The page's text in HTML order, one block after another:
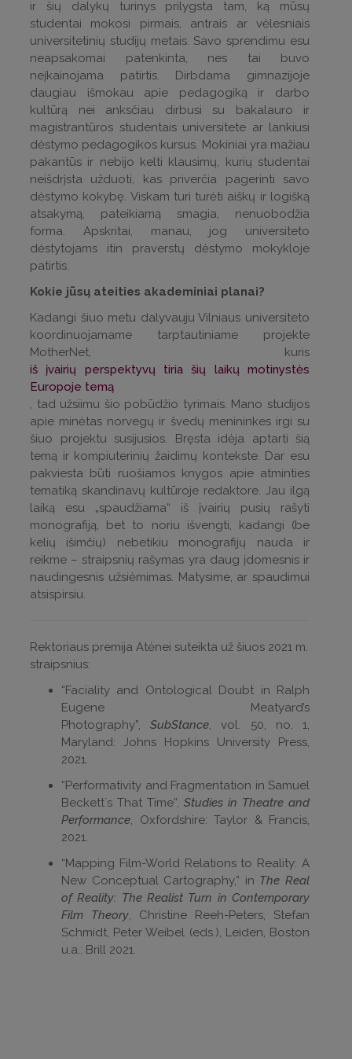
ir šių dalykų turinys prilygsta tam, ką mūsų
studentai mokosi pirmais, antrais ar vėlesniais
universitetinių studijų metais. Savo sprendimu esu
neapsakomai patenkinta, nes tai buvo
neįkainojama patirtis. Dirbdama gimnazijoje
daugiau išmokau apie pedagogiką ir darbo
kultūrą nei anksčiau dirbusi su bakalauro ir
magistrantūros studentais universitete ar lankiusi
dėstymo pedagogikos kursus. Mokiniai yra mažiau
pakantūs ir nebijo kelti klausimų, kurių studentai
neišdrįsta užduoti, kas priverčia pagerinti savo
dėstymo kokybę. Viskam turi turėti aiškų ir logišką
atsakymą, pateikiamą smagia, nenuobodžia
forma. Apskritai, manau, jog universiteto
dėstytojams itin praverstų dėstymo mokykloje
patirtis.
Kokie jūsų ateities akademiniai planai?
Kadangi šiuo metu dalyvauju Vilniaus universiteto
koordinuojamame tarptautiniame projekte
MotherNet, kuris
iš įvairių perspektyvų tiria šių laikų motinystės
Europoje temą
, tad užsiimu šio pobūdžio tyrimais. Mano studijos
apie minėtas norvegų ir švedų menininkes irgi su
šiuo projektu susijusios. Bręsta idėja aptarti šią
temą ir kompiuterinių žaidimų kontekste. Dar esu
pakviesta būti ruošiamos knygos apie atminties
tematiką skandinavų kultūroje redaktore. Jau ilgą
laiką esu „spaudžiama“ iš įvairių pusių rašyti
monografiją, bet to noriu išvengti, kadangi (be
kelių išimčių) nebetikiu monografijų nauda ir
reikme – straipsnių rašymas yra daug įdomesnis ir
naudingesnis užsiėmimas. Matysime, ar spaudimui
atsispirsiu.
Rektoriaus premija Atėnei suteikta už šiuos 2021 m.
straipsnius:
“Faciality and Ontological Doubt in Ralph
Eugene Meatyard’s
Photography”,SubStance, vol. 50, no. 1,
Maryland: Johns Hopkins University Press,
2021.
“Performativity and Fragmentation in Samuel
Beckettʼs That Time”, Studies in Theatre and
Performance, Oxfordshire: Taylor & Francis,
2021.
“Mapping Film-World Relations to Reality: A
New Conceptual Cartography,” in The Real
of Reality: The Realist Turn in Contemporary
Film Theory, Christine Reeh-Peters, Stefan
Schmidt, Peter Weibel (eds.), Leiden, Boston
u.a.: Brill 2021.